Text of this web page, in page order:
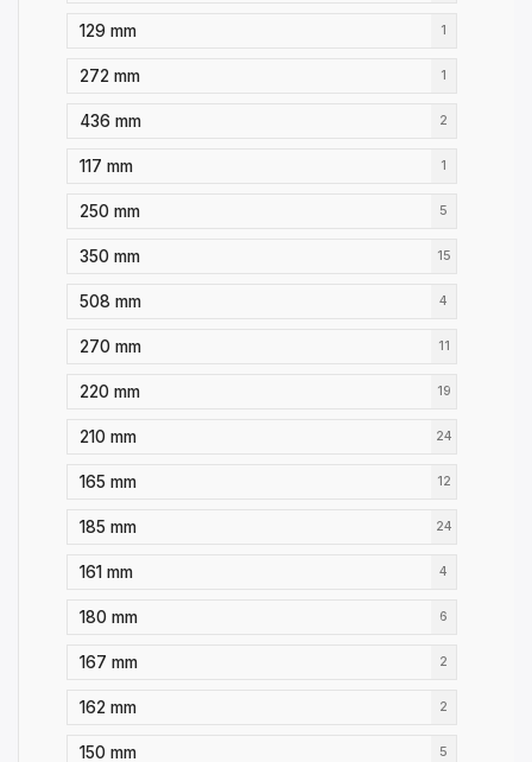
129 mm 1
272 mm 1
436 mm 2
117 mm 1
250 mm 5
350 mm 15
508 mm 4
270 mm 11
220 mm 19
210 mm 24
165 mm 12
185 mm 24
161 mm 4
180 mm 6
167 mm 2
162 mm 2
150 mm 5